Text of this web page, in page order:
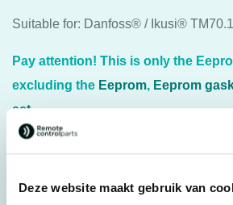
Deze website maakt gebruik van
Suitable for: Danfoss® / Ikusi®
Pay attention! This is only the
excluding the Eeprom, Eeprom
set.
For transmitter: Danfoss®/Ikusi®